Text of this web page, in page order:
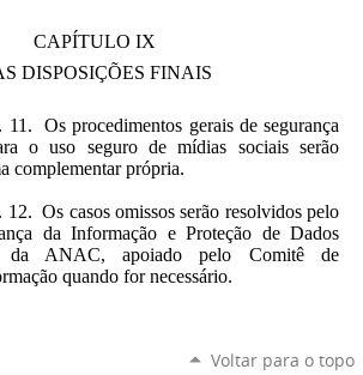
CAPÍTULO IX
DISPOSIÇÕES FINAIS
11. Os procedimentos gerais de segurança
o uso seguro de mídias sociais serão
complementar própria.
12. Os casos omissos serão resolvidos pelo
da Informação e Proteção de Dados
da ANAC, apoiado pelo Comitê de
quando for necessário.
Voltar para o topo